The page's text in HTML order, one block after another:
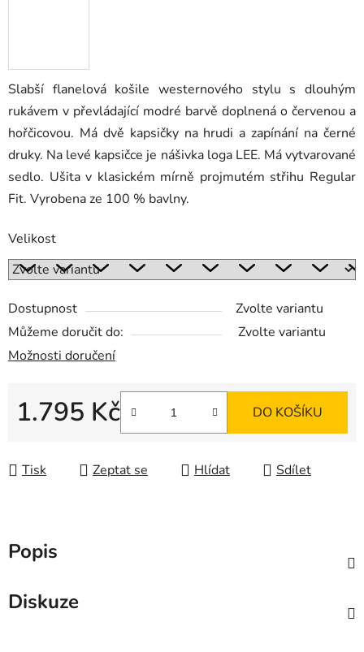
Slabší flanelová košile westernového stylu s dlouhým
rukávem v převládající modré barvě doplnená o červenou a
hořčicovou. Má dvě kapsičky na hrudi a zapínání na černé
druky. Na levé kapsičce je nášivka loga LEE. Má vytvarované
sedlo. Ušita v klasickém mírně projmutém střihu Regular
Fit. Vyrobena ze 100 % bavlny.
Velikost
Dostupnost
Zvolte variantu
Můžeme doručit do:
Zvolte variantu
Možnosti doručení
1.795 Kč DO KOŠÍKU
Tisk Zeptat se Hlídat Sdílet
Popis
Diskuze